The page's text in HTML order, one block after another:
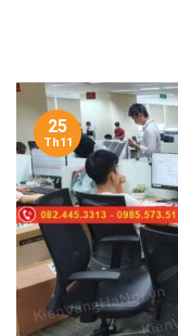
25
Th11